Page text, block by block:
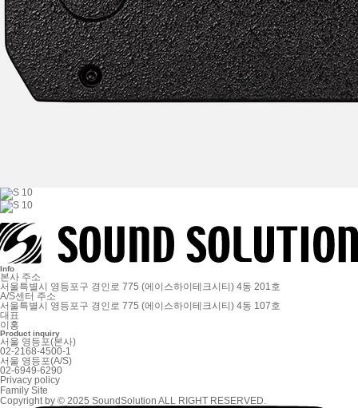
Info
본사 주소
서울특별시 영등포구 경인로 775 (에이스하이테크시티) 4동 201호
A/S센터 주소
서울특별시 영등포구 경인로 775 (에이스하이테크시티) 4동 107호
대표
이홍
Product inquiry
서울 영등포(본사)
02-2168-4500-1
서울 영등포(A/S)
02-6949-6290
Privacy policy
Family Site
Copyright by © 2025 SoundSolution ALL RIGHT RESERVED.